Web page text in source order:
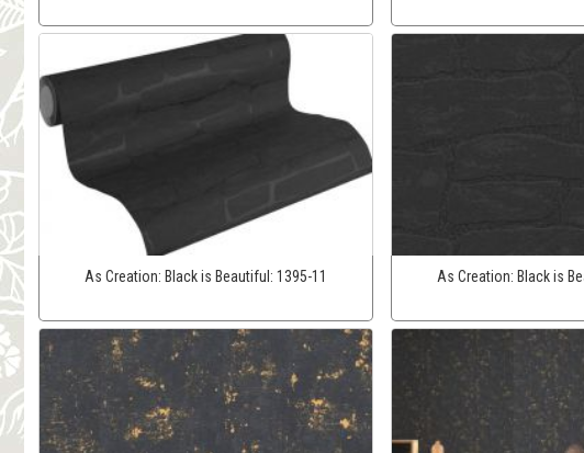
As Creation: Black is Beautiful: 1395-11 As Creation: Black is